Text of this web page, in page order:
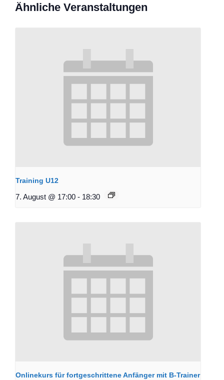
Ähnliche Veranstaltungen
Training U12
7. August @ 17:00 - 18:30
Onlinekurs für fortgeschrittene Anfänger mit B-Trainer